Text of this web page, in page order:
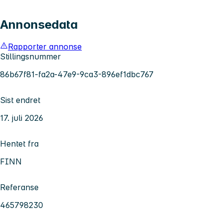
Annonsedata
Rapporter annonse
Stillingsnummer
86b67f81-fa2a-47e9-9ca3-896ef1dbc767
Sist endret
17. juli 2026
Hentet fra
FINN
Referanse
465798230